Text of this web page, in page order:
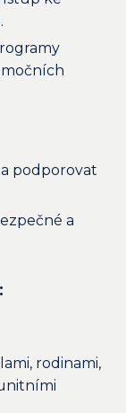
podporovat
a
rodinami,